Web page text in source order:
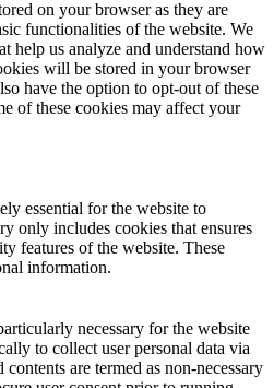
on your browser as they are
functionalities of the website. We
help us analyze and understand how
will be stored in your browser
have the option to opt-out of these
of these cookies may affect your
essential for the website to
only includes cookies that ensures
features of the website. These
information.
necessary for the website
to collect user personal data via
are termed as non-necessary